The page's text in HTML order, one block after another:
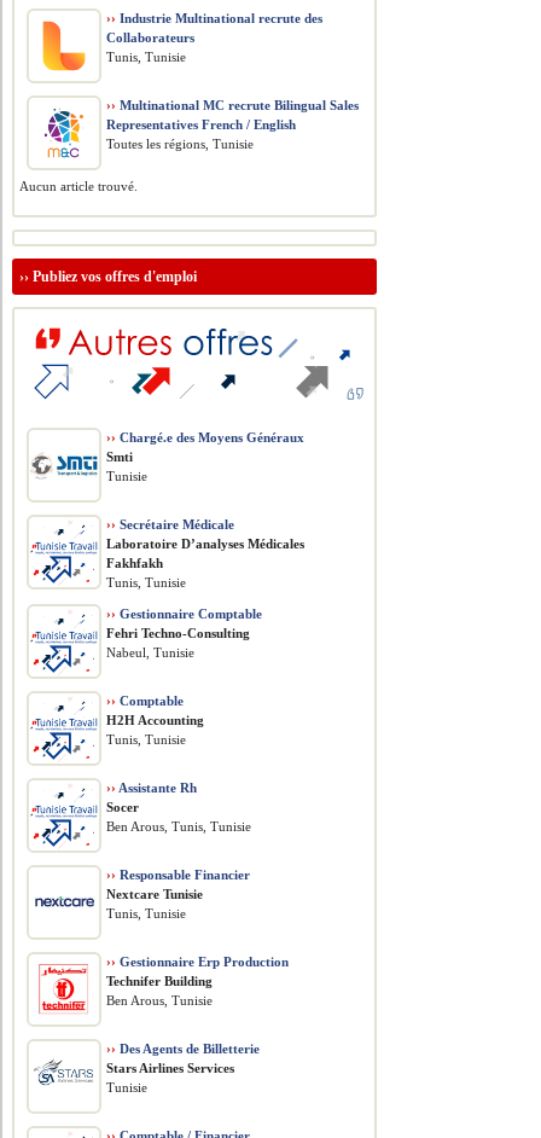
›› Industrie Multinational recrute des
Collaborateurs
Tunis, Tunisie
›› Multinational MC recrute Bilingual Sales
Representatives French / English
Toutes les régions, Tunisie
Aucun article trouvé.
››Publiez vos offres d'emploi
›› Chargé.e des Moyens Généraux
Smti
Tunisie
›› Secrétaire Médicale
Laboratoire D’analyses Médicales
Fakhfakh
Tunis, Tunisie
›› Gestionnaire Comptable
Fehri Techno-Consulting
Nabeul, Tunisie
›› Comptable
H2H Accounting
Tunis, Tunisie
›› Assistante Rh
Socer
Ben Arous, Tunis, Tunisie
›› Responsable Financier
Nextcare Tunisie
Tunis, Tunisie
›› Gestionnaire Erp Production
Technifer Building
Ben Arous, Tunisie
›› Des Agents de Billetterie
Stars Airlines Services
Tunisie